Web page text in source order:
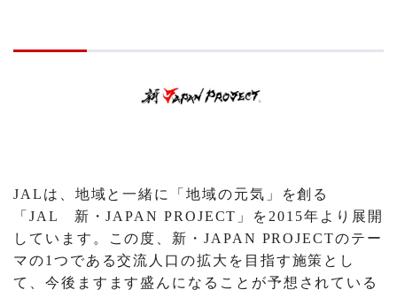
JALは、地域と一緒に「地域の元気」を創る
「JAL 新・JAPAN PROJECT」を2015年より展開
しています。この度、新・JAPAN PROJECTのテー
マの1つである交流人口の拡大を目指す施策とし
て、今後ますます盛んになることが予想されている